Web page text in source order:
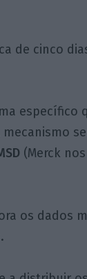
de cinco
específico
(Merck
os dados